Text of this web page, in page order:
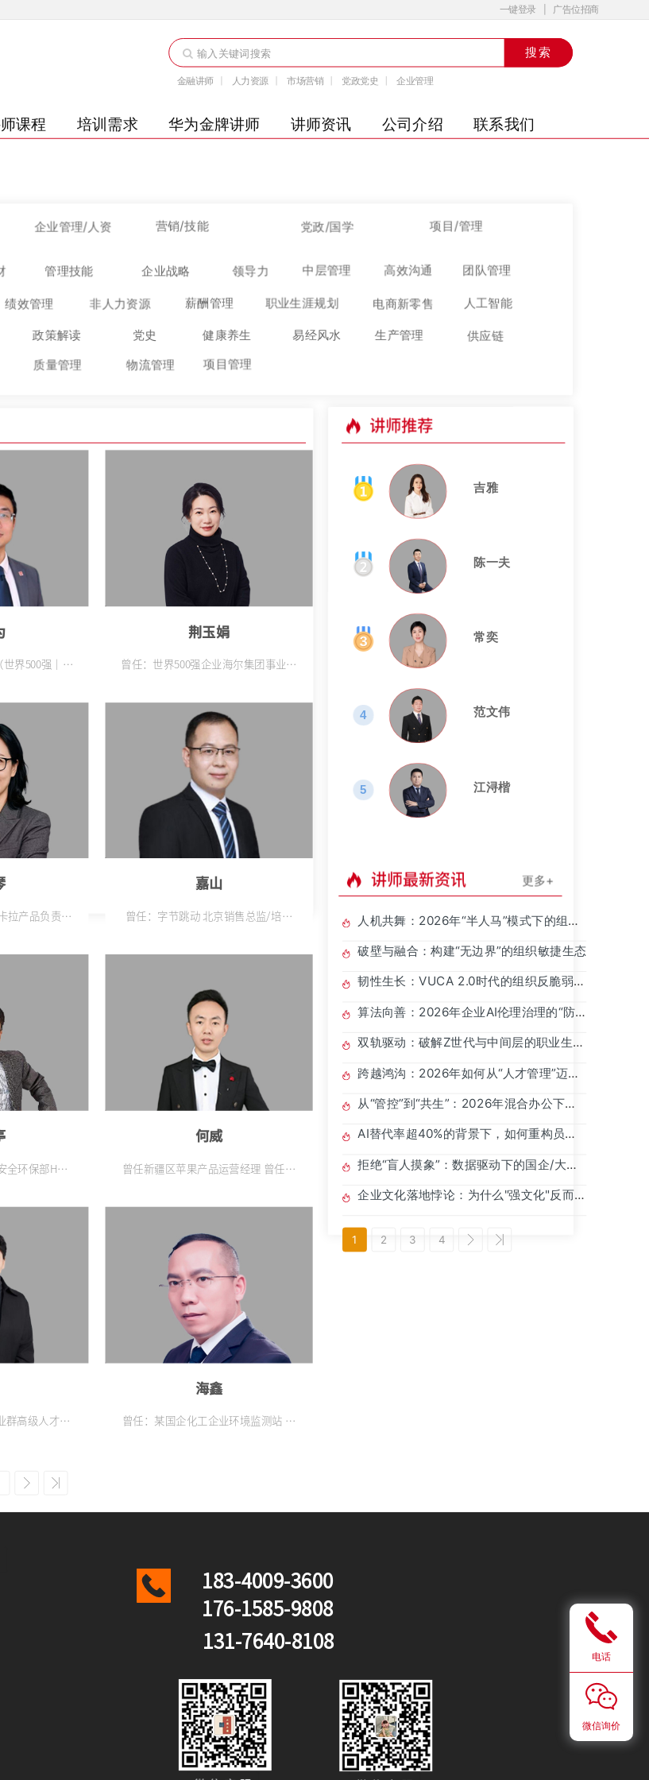
一键登录 广告位招商
搜索
金融讲师 人力资源 市场营销 党政党史 企业管理
课程 培训需求 华为金牌讲师 讲师资讯 公司介绍 联系我们
绩效管理 非人力资源 薪酬管理 职业生涯规划 电商新零售 人工智能
政策解读 党史 健康养生 易经风水 生产管理 供应链
质量管理 物流管理 项目管理
管理技能 企业战略 领导力 中层管理 高效沟通 团队管理
企业管理/人资 营销/技能 党政/国学 项目/管理
讲师推荐
讲师最新资讯
吉雅
陈一夫
常奕
范文伟
4
江浔楷
5
更多+
界500强｜全
中国区饮用水
现任：新加坡
士研修院
广州中山大学
外导师 ACCA
彻斯特商学院
专业）
荆玉娟
曾任：世界500强企业海尔集团事业部
服务专家团成员 青岛市人资协会评选
的企业优秀讲师
拉产品负责人
嘉山
曾任：字节跳动 北京销售总监/培训
牌头部平台之一） 行业销售主管
全环保部HSE
中国职业安
常务委员 中
大学、重庆科
导教师
何威
曾任新疆区苹果产品运营经理 曾任格
群高级人才发
韦博教育集
AMD华北大区
海鑫
曾任：某国企化工企业环境监测站 站
人机共舞：2026年“半人马”模式下的组织
破壁与融合：构建“无边界”的组织敏捷生态
韧性生长：VUCA 2.0时代的组织反脆弱进
算法向善：2026年企业AI伦理治理的“防
双轨驱动：破解Z世代与中间层的职业生涯
跨越鸿沟：2026年如何从“人才管理”迈向
从“管控”到“共生”：2026年混合办公下的
AI替代率超40%的背景下，如何重构员工
拒绝“盲人摸象”：数据驱动下的国企/大型
企业文化落地悖论：为什么"强文化"反而导
1 2 3 4
183-4009-3600
176-1585-9808
131-7640-8108
电话
微信询价